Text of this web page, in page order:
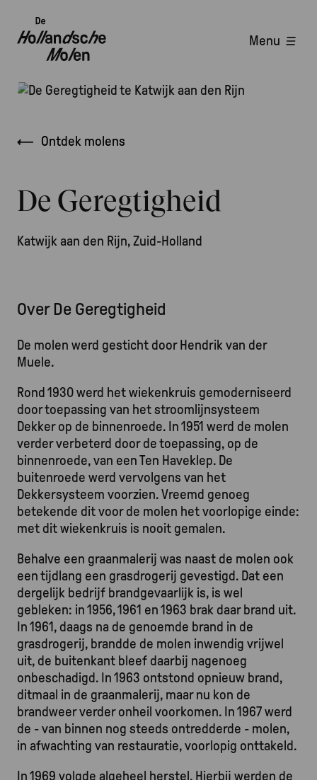
naar
gaan
Hoofdnavigatie
Menu
Ontdek molens
De Geregtigheid
Katwijk aan den Rijn, Zuid-Holland
Afbeelding
Over De Geregtigheid
De molen werd gesticht door Hendrik van der
Muele.
Rond 1930 werd het wiekenkruis gemoderniseerd
door toepassing van het stroomlijnsysteem
Dekker op de binnenroede. In 1951 werd de molen
verder verbeterd door de toepassing, op de
binnenroede, van een Ten Haveklep. De
buitenroede werd vervolgens van het
Dekkersysteem voorzien. Vreemd genoeg
betekende dit voor de molen het voorlopige einde:
met dit wiekenkruis is nooit gemalen.
Behalve een graanmalerij was naast de molen ook
een tijdlang een grasdrogerij gevestigd. Dat een
dergelijk bedrijf brandgevaarlijk is, is wel
gebleken: in 1956, 1961 en 1963 brak daar brand uit.
In 1961, daags na de genoemde brand in de
grasdrogerij, brandde de molen inwendig vrijwel
uit, de buitenkant bleef daarbij nagenoeg
onbeschadigd. In 1963 ontstond opnieuw brand,
ditmaal in de graanmalerij, maar nu kon de
brandweer verder onheil voorkomen. In 1967 werd
de - van binnen nog steeds ontredderde - molen,
in afwachting van restauratie, voorlopig onttakeld.
In 1969 volgde algeheel herstel. Hierbij werden de